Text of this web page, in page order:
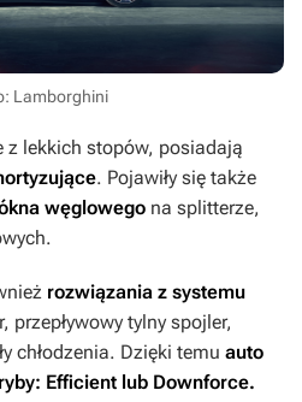
Lamborghini
z lekkich stopów, posiadają
. Pojawiły się także
węglowego na splitterze,
rozwiązania z systemu
przepływowy tylny spojler,
chłodzenia. Dzięki temu auto
Efficient lub Downforce.